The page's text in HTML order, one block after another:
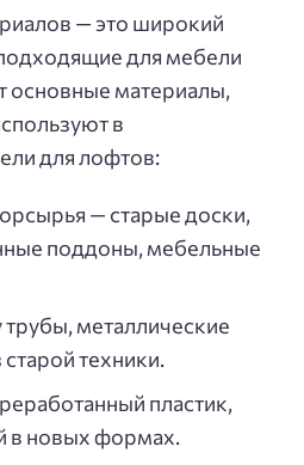
— это широкий
для мебели
основные материалы,
в
для лофтов:
— старые доски,
поддоны, мебельные
металлические
техники.
пластик,
в новых формах.